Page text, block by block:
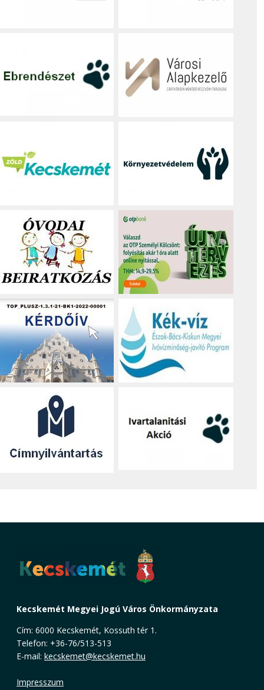
Kecskemét Megyei Jogú Város Önkormányzata
Cím: 6000 Kecskemét, Kossuth tér 1.
Telefon: +36-76/513-513
E-mail: kecskemet@kecskemet.hu
Impresszum